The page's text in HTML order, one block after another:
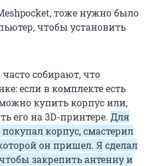
тоже нужно было
чтобы установить
собирают, что
если в комплекте есть
купить корпус или,
его на 3D-принтере. Для
корпус, смастерил
он пришел. Я сделал
закрепить антенну и